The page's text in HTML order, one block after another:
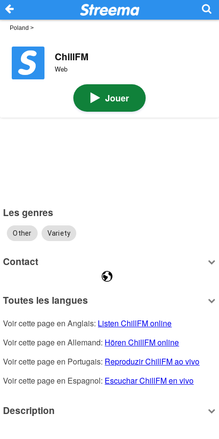
Poland >
ChillFM
Web
Jouer
Les genres
Other Variety
Contact
Toutes les langues
Voir cette page en Anglais: Listen ChillFM online
Voir cette page en Allemand: Hören ChillFM online
Voir cette page en Portugais: Reproduzir ChillFM ao vivo
Voir cette page en Espagnol: Escuchar ChillFM en vivo
Description